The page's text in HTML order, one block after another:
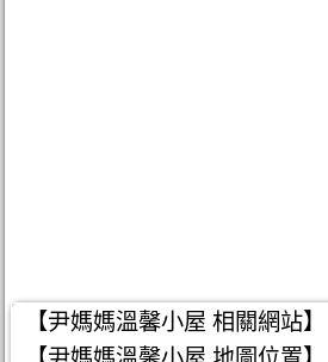
【尹媽媽溫馨小屋 相關網站】